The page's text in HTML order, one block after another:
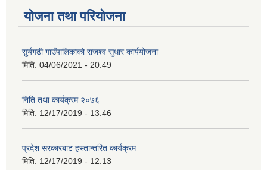
योजना तथा परियोजना
सुर्यगढी गाउँपालिकाको राजश्व सुधार कार्ययोजना
मिति: 04/06/2021 - 20:49
निति तथा कार्यक्रम २०७६
मिति: 12/17/2019 - 13:46
प्रदेश सरकारबाट हस्तान्तरित कार्यक्रम
मिति: 12/17/2019 - 12:13